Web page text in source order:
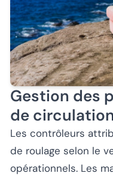
Gestion des
de
Les contrôleurs
de roulage selon le
opérationnels. Les